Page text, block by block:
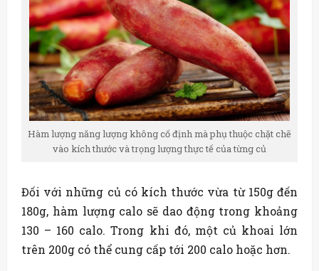
Hàm lượng năng lượng không cố định mà phụ thuộc chặt chẽ
vào kích thước và trọng lượng thực tế của từng củ
Đối với những củ có kích thước vừa từ 150g đến
180g, hàm lượng calo sẽ dao động trong khoảng
130 – 160 calo. Trong khi đó, một củ khoai lớn
trên 200g có thể cung cấp tới 200 calo hoặc hơn.